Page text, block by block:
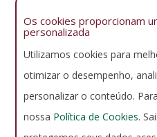
Os cookies proporcionam
personalizada
Utilizamos cookies para
otimizar o desempenho,
personalizar o conteúdo.
nossa Política de Cookies.